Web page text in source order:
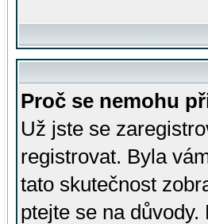
Proč se nemohu
Už jste se
registrovat. Byla
tato skutečnost
ptejte se na